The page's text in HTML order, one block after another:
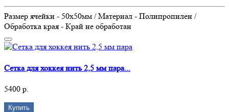
Размер ячейки - 50х50мм / Материал - Полипропилен /
Обработка края - Край не обработан
Сетка для хоккея нить 2,5 мм пара...
5400 р.
Купить